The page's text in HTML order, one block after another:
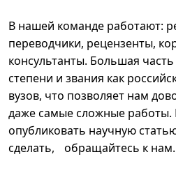
В нашей команде работают:
переводчики, рецензенты,
консультанты. Большая
степени и звания как
вузов, что позволяет нам
даже самые сложные работы.
опубликовать научную
сделать, обращайтесь к